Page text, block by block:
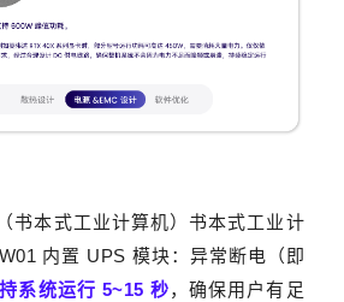
书本式工业计算机）书本式工业计
内置 UPS 模块：异常断电（即
系统运行 5~15 秒，确保用户有足